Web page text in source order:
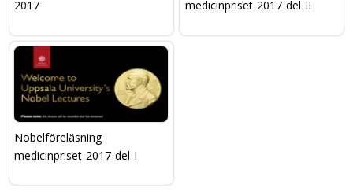
2017
medicinpriset 2017 del II
Nobelföreläsning
medicinpriset 2017 del I